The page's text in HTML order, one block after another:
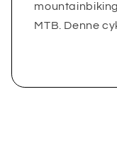
MTB. Denne